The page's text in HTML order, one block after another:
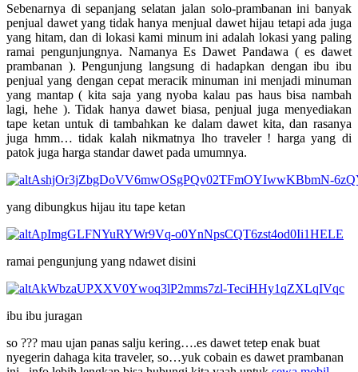
Sebenarnya di sepanjang selatan jalan solo-prambanan ini banyak
penjual dawet yang tidak hanya menjual dawet hijau tetapi ada juga
yang hitam, dan di lokasi kami minum ini adalah lokasi yang paling
ramai pengunjungnya. Namanya Es Dawet Pandawa ( es dawet
prambanan ). Pengunjung langsung di hadapkan dengan ibu ibu
penjual yang dengan cepat meracik minuman ini menjadi minuman
yang mantap ( kita saja yang nyoba kalau pas haus bisa nambah
lagi, hehe ). Tidak hanya dawet biasa, penjual juga menyediakan
tape ketan untuk di tambahkan ke dalam dawet kita, dan rasanya
juga hmm… tidak kalah nikmatnya lho traveler ! harga yang di
patok juga harga standar dawet pada umumnya.
yang dibungkus hijau itu tape ketan
ramai pengunjung yang ndawet disini
ibu ibu juragan
so ??? mau ujan panas salju kering….es dawet tetep enak buat
nyegerin dahaga kita traveler, so…yuk cobain es dawet prambanan